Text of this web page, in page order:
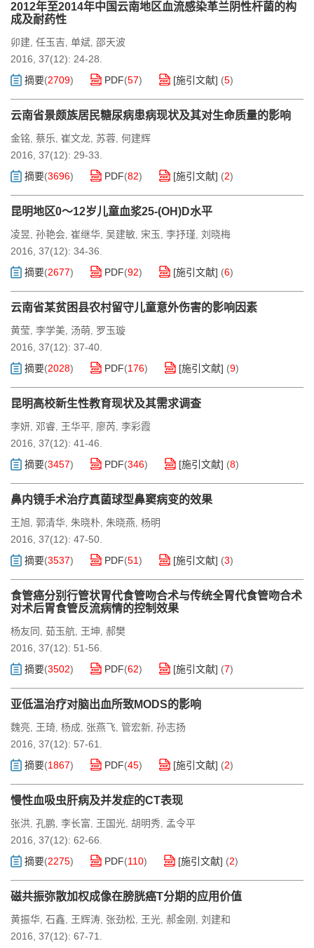
2012年至2014年中国云南地区血流感染革兰阴性杆菌的构
成及耐药性
卯建, 任玉吉, 单斌, 邵天波
2016, 37(12): 24-28.
摘要(2709) PDF(57) [施引文献] (5)
云南省景颇族居民糖尿病患病现状及其对生命质量的影响
金铭, 蔡乐, 崔文龙, 苏蓉, 何建辉
2016, 37(12): 29-33.
摘要(3696) PDF(82) [施引文献] (2)
昆明地区0～12岁儿童血浆25-(OH)D水平
凌昱, 孙艳会, 崔继华, 吴建敏, 宋玉, 李抒瑾, 刘晓梅
2016, 37(12): 34-36.
摘要(2677) PDF(92) [施引文献] (6)
云南省某贫困县农村留守儿童意外伤害的影响因素
黄莹, 李学美, 汤萌, 罗玉璇
2016, 37(12): 37-40.
摘要(2028) PDF(176) [施引文献] (9)
昆明高校新生性教育现状及其需求调查
李妍, 邓睿, 王华平, 廖芮, 李彩霞
2016, 37(12): 41-46.
摘要(3457) PDF(346) [施引文献] (8)
鼻内镜手术治疗真菌球型鼻窦病变的效果
王旭, 郭清华, 朱晓朴, 朱晓燕, 杨明
2016, 37(12): 47-50.
摘要(3537) PDF(51) [施引文献] (3)
食管癌分别行管状胃代食管吻合术与传统全胃代食管吻合术
对术后胃食管反流病情的控制效果
杨友同 , 茹玉航, 王坤, 郝樊
2016, 37(12): 51-56.
摘要(3502) PDF(62) [施引文献] (7)
亚低温治疗对脑出血所致MODS的影响
魏亮, 王琦, 杨成, 张燕飞, 管宏新, 孙志扬
2016, 37(12): 57-61.
摘要(1867) PDF(45) [施引文献] (2)
慢性血吸虫肝病及并发症的CT表现
张洪, 孔鹏, 李长富, 王国光, 胡明秀, 孟令平
2016, 37(12): 62-66.
摘要(2275) PDF(110) [施引文献] (2)
磁共振弥散加权成像在膀胱癌T分期的应用价值
黄振华, 石鑫, 王辉涛, 张劲松, 王光, 郝金刚 , 刘建和
2016, 37(12): 67-71.